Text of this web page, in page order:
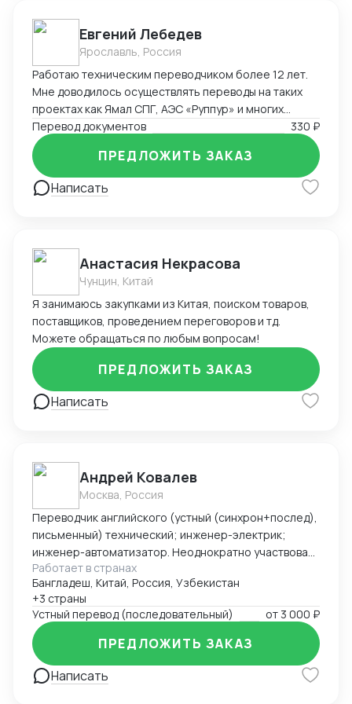
Евгений Лебедев
Ярославль, Россия
Работаю техническим переводчиком более 12 лет.
Мне доводилось осуществлять переводы на таких
проектах как Ямал СПГ, АЭС «Руппур» и многих
других промышленных и оборонных проектах на
территории России и за её пределами
Перевод документов 330 ₽
Написать
ПРЕДЛОЖИТЬ ЗАКАЗ
Анастасия Некрасова
Чунцин, Китай
Я занимаюсь закупками из Китая, поиском товаров,
поставщиков, проведением переговоров и тд.
Можете обращаться по любым вопросам!
Написать
ПРЕДЛОЖИТЬ ЗАКАЗ
Андрей Ковалев
Москва, Россия
Переводчик английского (устный (синхрон+послед),
письменный) технический; инженер-электрик;
инженер-автоматизатор. Неоднократно участвовал
в командировках и работах за рубежом. Основной
послужной список: - фестиваль компании Blizzard
Entertainment -- BlizzCon 2017 (США); - выставка
технологических достижений в Ганновере (Hannover
Messe 2019), переговоры с министром энергетики
Нижней Саксонии (ФРГ); - переговоры с послом
Дании в России (РАВИ Форум-2020); - работа и
Работает в странах
Бангладеш, Китай, Россия, Узбекистан
+3 страны
Устный перевод (последовательный)
от 3 000 ₽
Написать
ПРЕДЛОЖИТЬ ЗАКАЗ